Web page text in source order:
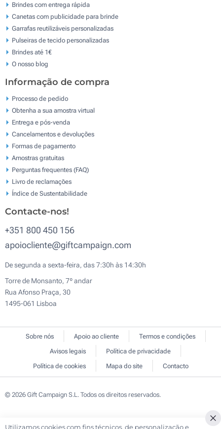
Brindes com entrega rápida
Canetas com publicidade para brinde
Garrafas reutilizáveis personalizadas
Pulseiras de tecido personalizadas
Brindes até 1€
O nosso blog
Informação de compra
Processo de pedido
Obtenha a sua amostra virtual
Entrega e pós-venda
Cancelamentos e devoluções
Formas de pagamento
Amostras gratuitas
Perguntas frequentes (FAQ)
Livro de reclamaçōes
Índice de Sustentabilidade
Contacte-nos!
+351 800 450 156
apoiocliente@giftcampaign.com
De segunda a sexta-feira, das 7:30h às 14:30h
Torre de Monsanto, 7º andar
Rua Afonso Praça, 30
1495-061 Lisboa
Sobre nós Apoio ao cliente
Termos e condições
Avisos legais
Política de privacidade
Política de cookies
Mapa do site Contacto
© 2026 Gift Campaign S.L. Todos os direitos reservados.
Utilizamos cookies com fins técnicos, de personalização e